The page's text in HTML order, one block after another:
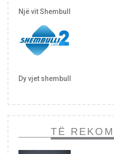
Një vit Shembull
Dy vjet shembull
TË